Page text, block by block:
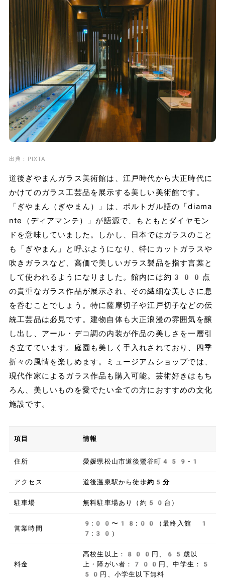
出典：PIXTA
道後ぎやまんガラス美術館は、江戸時代から大正時代に
かけてのガラス工芸品を展示する美しい美術館です。
「ぎやまん（ぎやまん）」は、ポルトガル語の「diama
nte（ディアマンテ）」が語源で、もともとダイヤモン
ドを意味していました。しかし、日本ではガラスのこと
も「ぎやまん」と呼ぶようになり、特にカットガラスや
吹きガラスなど、高価で美しいガラス製品を指す言葉と
して使われるようになりました。館内には約300点
の貴重なガラス作品が展示され、その繊細な美しさに息
を呑むことでしょう。特に薩摩切子や江戸切子などの伝
統工芸品は必見です。建物自体も大正浪漫の雰囲気を醸
し出し、アール・デコ調の内装が作品の美しさを一層引
き立てています。庭園も美しく手入れされており、四季
折々の風情を楽しめます。ミュージアムショップでは、
現代作家によるガラス作品も購入可能。芸術好きはもち
ろん、美しいものを愛でたい全ての方におすすめの文化
施設です。
項目 情報
住所 愛媛県松山市道後鷺谷町459-1
アクセス 道後温泉駅から徒歩約5分
駐車場 無料駐車場あり（約50台）
営業時間
9:00〜18:00（最終入館 1
7:30）
料金
高校生以上：800円、65歳以
上・障がい者：700円、中学生：5
50円、小学生以下無料